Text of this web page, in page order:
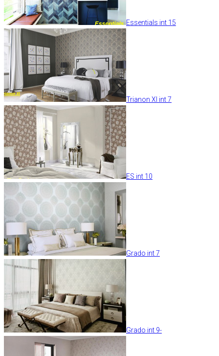
Essentials int 15
Trianon XI int 7
ES int 10
Grado int 7
Grado int 9-